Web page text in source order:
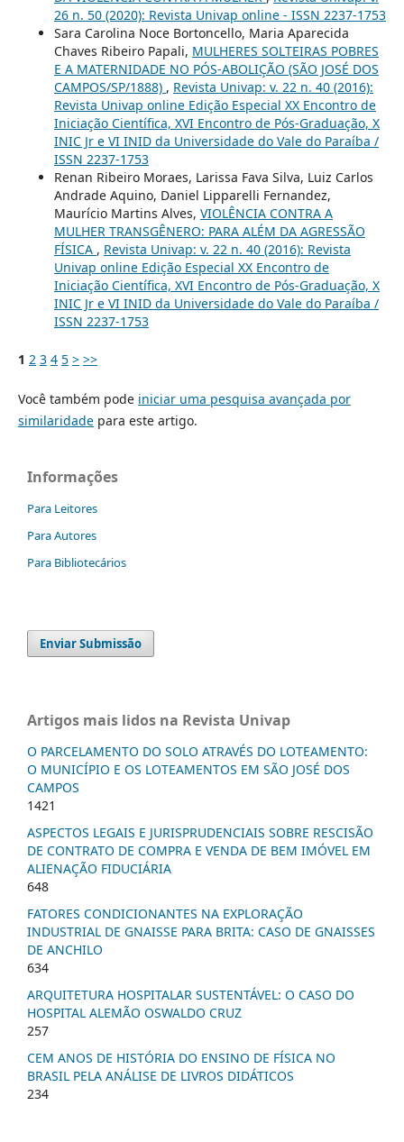
26 n. 50 (2020): Revista Univap online - ISSN 2237-1753
Sara Carolina Noce Bortoncello, Maria Aparecida
Chaves Ribeiro Papali, MULHERES SOLTEIRAS POBRES
E A MATERNIDADE NO PÓS-ABOLIÇÃO (SÃO JOSÉ DOS
CAMPOS/SP/1888) , Revista Univap: v. 22 n. 40 (2016):
Revista Univap online Edição Especial XX Encontro de
Iniciação Científica, XVI Encontro de Pós-Graduação, X
INIC Jr e VI INID da Universidade do Vale do Paraíba /
ISSN 2237-1753
Renan Ribeiro Moraes, Larissa Fava Silva, Luiz Carlos
Andrade Aquino, Daniel Lipparelli Fernandez,
Maurício Martins Alves, VIOLÊNCIA CONTRA A
MULHER TRANSGÊNERO: PARA ALÉM DA AGRESSÃO
FÍSICA , Revista Univap: v. 22 n. 40 (2016): Revista
Univap online Edição Especial XX Encontro de
Iniciação Científica, XVI Encontro de Pós-Graduação, X
INIC Jr e VI INID da Universidade do Vale do Paraíba /
ISSN 2237-1753
1 2 3 4 5 > >>
Você também pode iniciar uma pesquisa avançada por
similaridadepara este artigo.
Informações
Para Leitores
Para Autores
Para Bibliotecários
Enviar Submissão
Artigos mais lidos na Revista Univap
O PARCELAMENTO DO SOLO ATRAVÉS DO LOTEAMENTO:
O MUNICÍPIO E OS LOTEAMENTOS EM SÃO JOSÉ DOS
CAMPOS
1421
ASPECTOS LEGAIS E JURISPRUDENCIAIS SOBRE RESCISÃO
DE CONTRATO DE COMPRA E VENDA DE BEM IMÓVEL EM
ALIENAÇÃO FIDUCIÁRIA
648
FATORES CONDICIONANTES NA EXPLORAÇÃO
INDUSTRIAL DE GNAISSE PARA BRITA: CASO DE GNAISSES
DE ANCHILO
634
ARQUITETURA HOSPITALAR SUSTENTÁVEL: O CASO DO
HOSPITAL ALEMÃO OSWALDO CRUZ
257
CEM ANOS DE HISTÓRIA DO ENSINO DE FÍSICA NO
BRASIL PELA ANÁLISE DE LIVROS DIDÁTICOS
234